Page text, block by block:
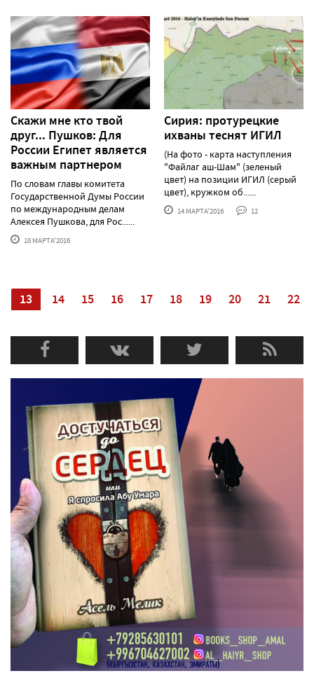
Скажи мне кто твой
друг... Пушков: Для
России Египет является
важным партнером
По словам главы комитета
Государственной Думы России
по международным делам
Алексея Пушкова, для Рос......
18 МАРТА'2016
Сирия: протурецкие
ихваны теснят ИГИЛ
(На фото - карта наступления
"Файлаг аш-Шам" (зеленый
цвет) на позиции ИГИЛ (серый
цвет), кружком об......
14 МАРТА'2016 12
13 14 15 16 17 18 19 20 21 22